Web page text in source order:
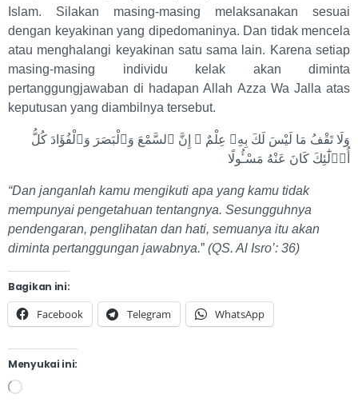
Islam. Silakan masing-masing melaksanakan sesuai
dengan keyakinan yang dipedomaninya. Dan tidak mencela
atau menghalangi keyakinan satu sama lain. Karena setiap
masing-masing individu kelak akan diminta
pertanggungjawaban di hadapan Allah Azza Wa Jalla atas
keputusan yang diambilnya tersebut.
وَلَا تَقْفُ مَا لَيْسَ لَكَ بِهِۦ عِلْمٌ ۚ إِنَّ ٱلسَّمْعَ وَٱلْبَصَرَ وَٱلْفُؤَادَ كُلُّ
أُو۟لَٰٓئِكَ كَانَ عَنْهُ مَسْـُٔولًا
“Dan janganlah kamu mengikuti apa yang kamu tidak
mempunyai pengetahuan tentangnya. Sesungguhnya
pendengaran, penglihatan dan hati, semuanya itu akan
diminta pertanggungan jawabnya.” (QS. Al Isro’: 36)
Bagikan ini:
Facebook Telegram WhatsApp
Menyukai ini: